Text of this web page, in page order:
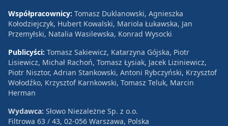
Współpracownicy: Tomasz Duklanowski, Agnieszka
Kołodziejczyk, Hubert Kowalski, Mariola Łukawska, Jan
Przemyłski, Natalia Wasilewska, Konrad Wysocki
Publicyści: Tomasz Sakiewicz, Katarzyna Gójska, Piotr
Lisiewicz, Michał Rachoń, Tomasz Łysiak, Jacek Liziniewicz,
Piotr Nisztor, Adrian Stankowski, Antoni Rybczyński, Krzysztof
Wołodźko, Krzysztof Karnkowski, Tomasz Teluk, Marcin
Herman
Wydawca: Słowo Niezależne Sp. z o.o.
Filtrowa 63 / 43, 02-056 Warszawa, Polska